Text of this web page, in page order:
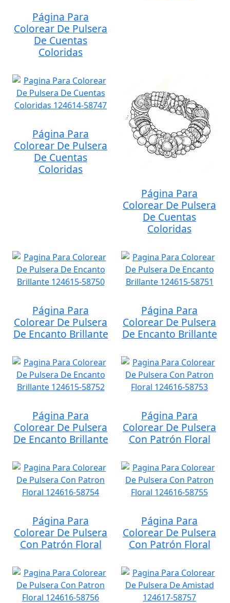
Página Para
Colorear De Pulsera
De Cuentas
Coloridas
Página Para
Colorear De Pulsera
De Cuentas
Coloridas
Página Para
Colorear De Pulsera
De Cuentas
Coloridas
Página Para
Colorear De Pulsera
De Encanto Brillante
Página Para
Colorear De Pulsera
De Encanto Brillante
Página Para
Colorear De Pulsera
De Encanto Brillante
Página Para
Colorear De Pulsera
Con Patrón Floral
Página Para
Colorear De Pulsera
Con Patrón Floral
Página Para
Colorear De Pulsera
Con Patrón Floral